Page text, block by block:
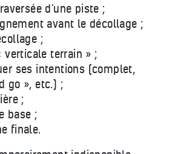
d’une piste ;
avant le décollage ;
;
verticale terrain » ;
ses intentions (complet,
go », etc.) ;
;
base ;
finale.